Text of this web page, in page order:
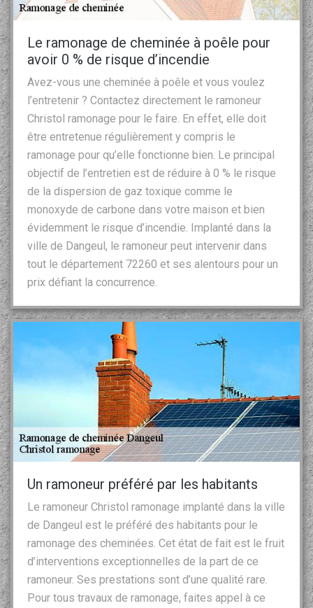
Le ramonage de cheminée à poêle pour
avoir 0 % de risque d’incendie
Avez-vous une cheminée à poêle et vous voulez
l’entretenir ? Contactez directement le ramoneur
Christol ramonage pour le faire. En effet, elle doit
être entretenue régulièrement y compris le
ramonage pour qu’elle fonctionne bien. Le principal
objectif de l’entretien est de réduire à 0 % le risque
de la dispersion de gaz toxique comme le
monoxyde de carbone dans votre maison et bien
évidemment le risque d’incendie. Implanté dans la
ville de Dangeul, le ramoneur peut intervenir dans
tout le département 72260 et ses alentours pour un
prix défiant la concurrence.
Un ramoneur préféré par les habitants
Le ramoneur Christol ramonage implanté dans la ville
de Dangeul est le préféré des habitants pour le
ramonage des cheminées. Cet état de fait est le fruit
d’interventions exceptionnelles de la part de ce
ramoneur. Ses prestations sont d’une qualité rare.
Pour tous travaux de ramonage, faites appel à ce